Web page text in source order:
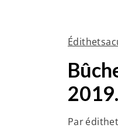
2019.
Par